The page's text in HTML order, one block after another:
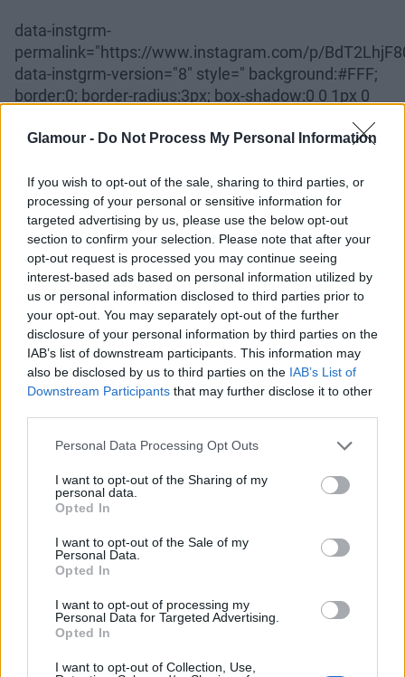
Glamour - Do Not Process My Personal Information
If you wish to opt-out of the sale, sharing to third parties, or
processing of your personal or sensitive information for
targeted advertising by us, please use the below opt-out
section to confirm your selection. Please note that after your
opt-out request is processed you may continue seeing
interest-based ads based on personal information utilized by
us or personal information disclosed to third parties prior to
your opt-out. You may separately opt-out of the further
disclosure of your personal information by third parties on the
IAB’s list of downstream participants. This information may
also be disclosed by us to third parties on the IAB’s List of
Downstream Participants that may further disclose it to other
Please note that this website/app uses one or more Google
not limited to your visit or usage behaviour. You may click to
grant or deny consent to Google and its third-party tags to
use your data for below specified purposes in below Google
consent section.
Personal Data Processing Opt Outs
I want to opt-out of the Sharing of my
personal data.
Opted In
I want to opt-out of the Sale of my
Personal Data.
Opted In
I want to opt-out of processing my
Personal Data for Targeted Advertising.
Opted In
I want to opt-out of Collection, Use,
data-instgrm-
permalink="https://www.instagram.com/p/
data-instgrm-version="8" style=" background:#FFF;
border:0; border-radius:3px; box-shadow:0 0 1px 0
1px; max-width:658px; padding:0; width:99.375%;
2px);">Our 6th New Years together! Grateful for so
many amazing memories. #9728;#65039;#128151;
Raquelle Stevens(@raquellestevens) által
megosztott bejegyzés, Dec 29., 2017, időpont: 6:45
(PST időzóna szerint)
Selena barátnője nemrég kiposztolta, ahogy a
csajokkal készülnek a nagy napra, és már most
térdig a gyönyörű tengerben állnak! Ismét
meggyőződhetünk róla, hogy Selena teste tökéletes,
és a boldogság áll neki a legjobban! Na de vajon hol
ünnepel ilyenkorJustin Bieber?